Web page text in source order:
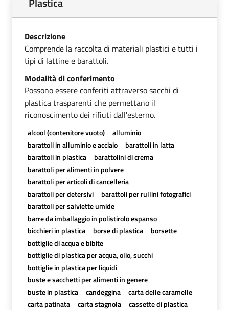
Descrizione
Comprende la raccolta di materiali plastici e tutti i
tipi di lattine e barattoli.
Modalità di conferimento
Possono essere conferiti attraverso sacchi di
plastica trasparenti che permettano il
riconoscimento dei rifiuti dall'esterno.
alcool (contenitore vuoto)
alluminio
barattoli in alluminio e acciaio
barattoli in latta
barattoli in plastica
barattolini di crema
barattoli per alimenti in polvere
barattoli per articoli di cancelleria
barattoli per detersivi
barattoli per rullini fotografici
barattoli per salviette umide
barre da imballaggio in polistirolo espanso
bicchieri in plastica
borse di plastica
borsette
bottiglie di acqua e bibite
bottiglie di plastica per acqua, olio, succhi
bottiglie in plastica per liquidi
buste e sacchetti per alimenti in genere
buste in plastica
candeggina
carta delle caramelle
carta patinata
carta stagnola
cassette di plastica